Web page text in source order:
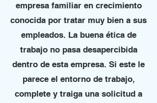
empresa familiar en crecimiento
conocida por tratar muy bien a sus
empleados. La buena ética de
trabajo no pasa desapercibida
dentro de esta empresa. Si este le
parece el entorno de trabajo,
complete y traiga una solicitud a